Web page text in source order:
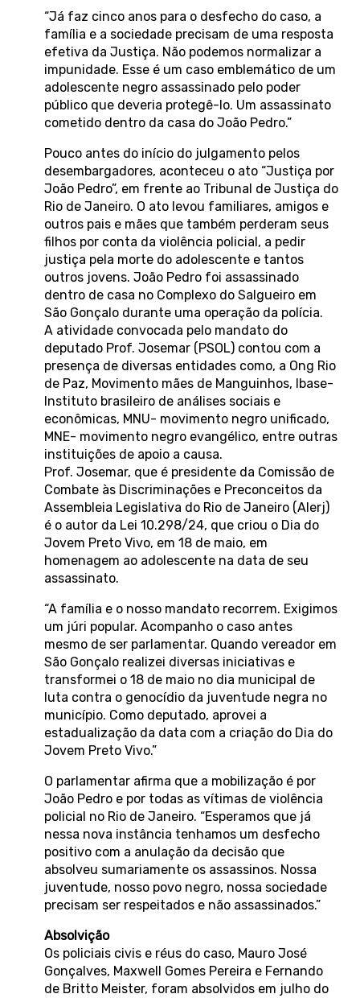
“Já faz cinco anos para o desfecho do caso, a
família e a sociedade precisam de uma resposta
efetiva da Justiça. Não podemos normalizar a
impunidade. Esse é um caso emblemático de um
adolescente negro assassinado pelo poder
público que deveria protegê-lo. Um assassinato
cometido dentro da casa do João Pedro.”
Pouco antes do início do julgamento pelos
desembargadores, aconteceu o ato “Justiça por
João Pedro”, em frente ao Tribunal de Justiça do
Rio de Janeiro. O ato levou familiares, amigos e
outros pais e mães que também perderam seus
filhos por conta da violência policial, a pedir
justiça pela morte do adolescente e tantos
outros jovens. João Pedro foi assassinado
dentro de casa no Complexo do Salgueiro em
São Gonçalo durante uma operação da polícia.
A atividade convocada pelo mandato do
deputado Prof. Josemar (PSOL) contou com a
presença de diversas entidades como, a Ong Rio
de Paz, Movimento mães de Manguinhos, Ibase-
Instituto brasileiro de análises sociais e
econômicas, MNU- movimento negro unificado,
MNE- movimento negro evangélico, entre outras
instituições de apoio a causa.
Prof. Josemar, que é presidente da Comissão de
Combate às Discriminações e Preconceitos da
Assembleia Legislativa do Rio de Janeiro (Alerj)
é o autor da Lei 10.298/24, que criou o Dia do
Jovem Preto Vivo, em 18 de maio, em
homenagem ao adolescente na data de seu
assassinato.
“A família e o nosso mandato recorrem. Exigimos
um júri popular. Acompanho o caso antes
mesmo de ser parlamentar. Quando vereador em
São Gonçalo realizei diversas iniciativas e
transformei o 18 de maio no dia municipal de
luta contra o genocídio da juventude negra no
município. Como deputado, aprovei a
estadualização da data com a criação do Dia do
Jovem Preto Vivo.”
O parlamentar afirma que a mobilização é por
João Pedro e por todas as vítimas de violência
policial no Rio de Janeiro. “Esperamos que já
nessa nova instância tenhamos um desfecho
positivo com a anulação da decisão que
absolveu sumariamente os assassinos. Nossa
juventude, nosso povo negro, nossa sociedade
precisam ser respeitados e não assassinados.”
Absolvição
Os policiais civis e réus do caso, Mauro José
Gonçalves, Maxwell Gomes Pereira e Fernando
de Britto Meister, foram absolvidos em julho do